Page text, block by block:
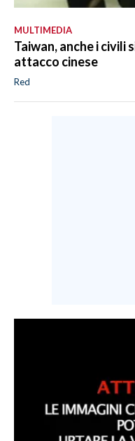
MULTIMEDIA
Taiwan, anche i civili
attacco cinese
Red